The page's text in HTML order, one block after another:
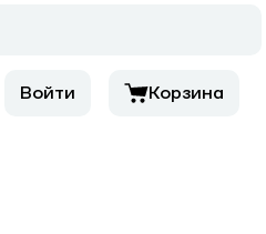
Войти Корзина